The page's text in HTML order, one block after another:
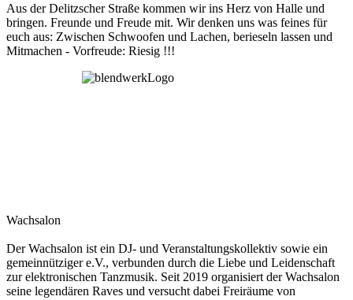
Aus der Delitzscher Straße kommen wir ins Herz von Halle und
bringen. Freunde und Freude mit. Wir denken uns was feines für
euch aus: Zwischen Schwoofen und Lachen, berieseln lassen und
Mitmachen - Vorfreude: Riesig !!!
Wachsalon
Der Wachsalon ist ein DJ- und Veranstaltungskollektiv sowie ein
gemeinnütziger e.V., verbunden durch die Liebe und Leidenschaft
zur elektronischen Tanzmusik. Seit 2019 organisiert der Wachsalon
seine legendären Raves und versucht dabei Freiräume von